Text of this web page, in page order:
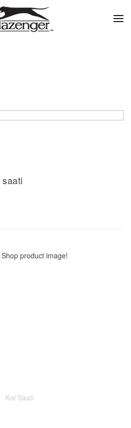
Kol Saati